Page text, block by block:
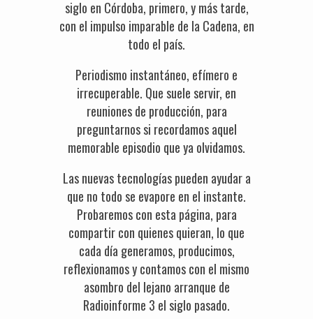
siglo en Córdoba, primero, y más tarde,
con el impulso imparable de la Cadena, en
todo el país.
Periodismo instantáneo, efímero e
irrecuperable. Que suele servir, en
reuniones de producción, para
preguntarnos si recordamos aquel
memorable episodio que ya olvidamos.
Las nuevas tecnologías pueden ayudar a
que no todo se evapore en el instante.
Probaremos con esta página, para
compartir con quienes quieran, lo que
cada día generamos, producimos,
reflexionamos y contamos con el mismo
asombro del lejano arranque de
Radioinforme 3 el siglo pasado.